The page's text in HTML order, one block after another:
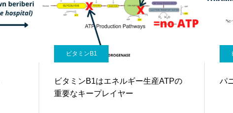
ビタミンB1
ビタミンB1はエネルギー生産ATPの
重要なキープレイヤー
パ